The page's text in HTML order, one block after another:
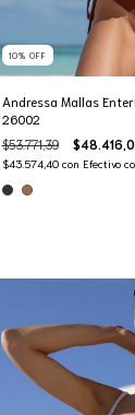
10% OFF
Andressa Mallas
26002
$53.771,39
$43.574,40 con Efectivo